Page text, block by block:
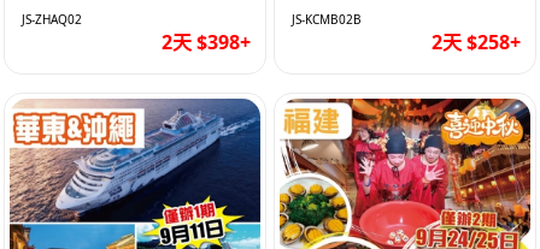
JS-ZHAQ02
2天 $398+
JS-KCMB02B
2天 $258+